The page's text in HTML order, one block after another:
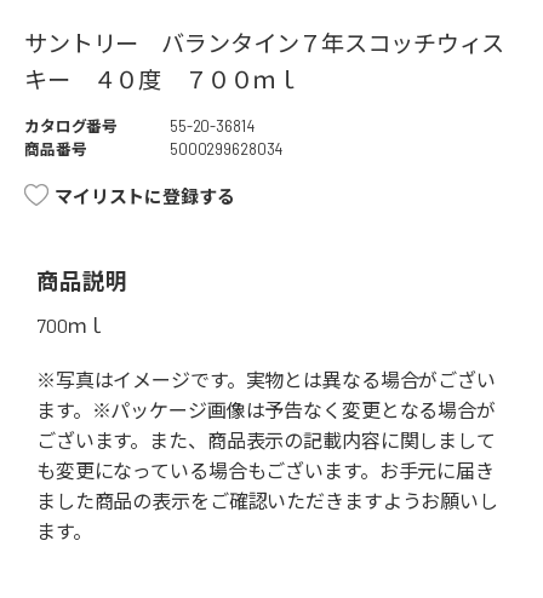
サントリー バランタイン７年スコッチウィス
キー ４０度 ７００ｍｌ
カタログ番号
55-20-36814
商品番号
5000299628034
マイリストに登録する
商品説明
700ｍｌ
※写真はイメージです。実物とは異なる場合がござい
ます。※パッケージ画像は予告なく変更となる場合が
ございます。また、商品表示の記載内容に関しまして
も変更になっている場合もございます。お手元に届き
ました商品の表示をご確認いただきますようお願いし
ます。